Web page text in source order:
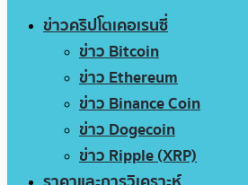
ข่าวคริปโตเคอเรนซี่
ข่าว Bitcoin
ข่าว Ethereum
ข่าว Binance Coin
ข่าว Dogecoin
ข่าว Ripple (XRP)